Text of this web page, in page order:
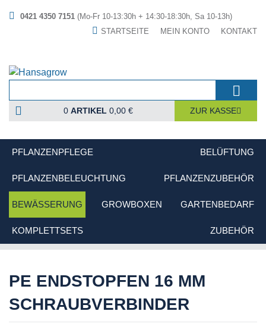
0421 4350 7151 (Mo-Fr 10-13:30h + 14:30-18:30h, Sa 10-13h)
STARTSEITE
MEIN KONTO KONTAKT
0 ARTIKEL 0,00 € ZUR KASSE
PFLANZENPFLEGE BELÜFTUNG
PFLANZENBELEUCHTUNG PFLANZENZUBEHÖR
BEWÄSSERUNG GROWBOXEN GARTENBEDARF
KOMPLETTSETS ZUBEHÖR
PE ENDSTOPFEN 16 MM
SCHRAUBVERBINDER